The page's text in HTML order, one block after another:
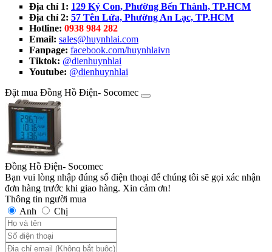
Địa chỉ 1: 129 Ký Con, Phường Bến Thành, TP.HCM
Địa chỉ 2: 57 Tên Lửa, Phường An Lạc, TP.HCM
Hotline: 0938 984 282
Email: sales@huynhlai.com
Fanpage: facebook.com/huynhlaivn
Tiktok: @dienhuynhlai
Youtube: @dienhuynhlai
Đặt mua Đồng Hồ Điện- Socomec
Đồng Hồ Điện- Socomec
Bạn vui lòng nhập đúng số điện thoại để chúng tôi sẽ gọi xác nhận
đơn hàng trước khi giao hàng. Xin cảm ơn!
Thông tin người mua
Anh
Chị